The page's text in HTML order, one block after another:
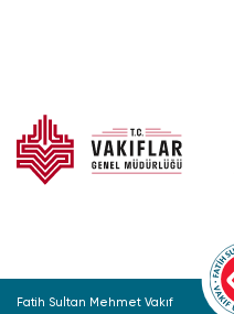
Fatih Sultan Mehmet Vakıf